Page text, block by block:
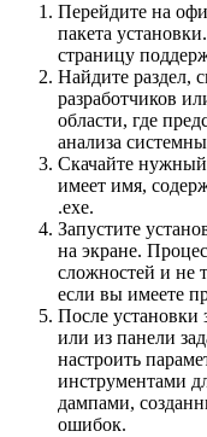
Перейдите на
пакета
страницу
Найдите раздел,
разработчиков
области, где
анализа
Скачайте
имеет имя,
.exe.
Запустите
на экране.
сложностей и не
если вы имеете
После установки
или из панели
настроить
инструментами
дампами,
ошибок.